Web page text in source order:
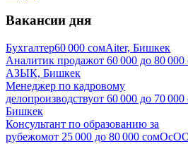
Вакансии дня
Бухгалтер60 000 сомAiter, Бишкек
Аналитик продажот 60 000 до 80 000
АЗЫК, Бишкек
Менеджер по кадровому
делопроизводствуот 60 000 до 70 000
Бишкек
Консультант по образованию за
рубежомот 25 000 до 80 000 сомОсОО